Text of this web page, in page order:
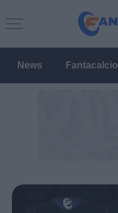
News Fantacalcio